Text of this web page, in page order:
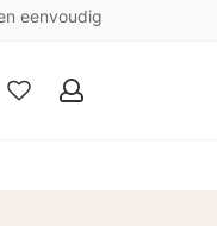
eenvoudig
Mijn